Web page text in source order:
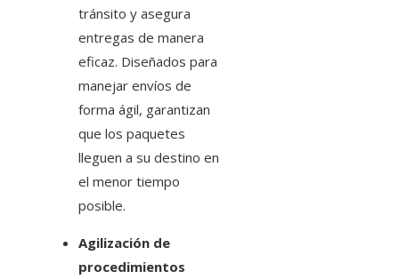
tránsito y asegura
entregas de manera
eficaz. Diseñados para
manejar envíos de
forma ágil, garantizan
que los paquetes
lleguen a su destino en
el menor tiempo
posible.
Agilización de
procedimientos